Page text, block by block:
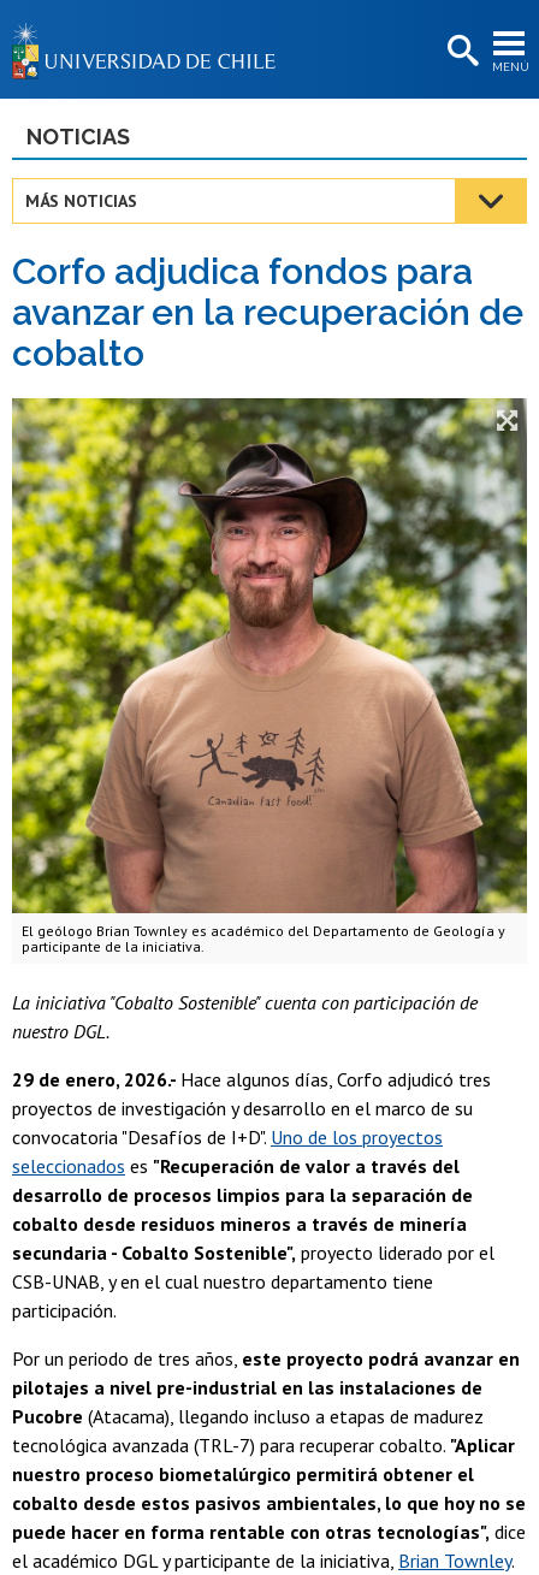
MENÚ
BIBLIOTECAS
Estudiantes
Académicas/os
Funcionarias/os
NOTICIAS
MÁS NOTICIAS
Corfo adjudica fondos para
avanzar en la recuperación de
cobalto
El geólogo Brian Townley es académico del Departamento de Geología y
participante de la iniciativa.
La iniciativa "Cobalto Sostenible" cuenta con participación de
nuestro DGL.
29 de enero, 2026.- Hace algunos días, Corfo adjudicó tres
proyectos de investigación y desarrollo en el marco de su
convocatoria "Desafíos de I+D". Uno de los proyectos
seleccionados es "Recuperación de valor a través del
desarrollo de procesos limpios para la separación de
cobalto desde residuos mineros a través de minería
secundaria - Cobalto Sostenible", proyecto liderado por el
CSB-UNAB, y en el cual nuestro departamento tiene
participación.
Por un periodo de tres años, este proyecto podrá avanzar en
pilotajes a nivel pre-industrial en las instalaciones de
Pucobre (Atacama), llegando incluso a etapas de madurez
tecnológica avanzada (TRL-7) para recuperar cobalto. "Aplicar
nuestro proceso biometalúrgico permitirá obtener el
cobalto desde estos pasivos ambientales, lo que hoy no se
puede hacer en forma rentable con otras tecnologías", dice
el académico DGL y participante de la iniciativa, Brian Townley.